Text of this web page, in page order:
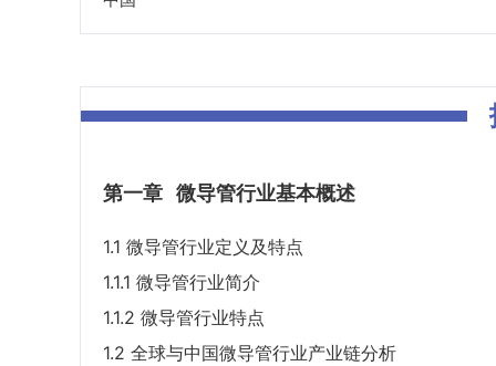
第一章 微导管行业基本概述
1.1 微导管行业定义及特点
1.1.1 微导管行业简介
1.1.2 微导管行业特点
1.2 全球与中国微导管行业产业链分析